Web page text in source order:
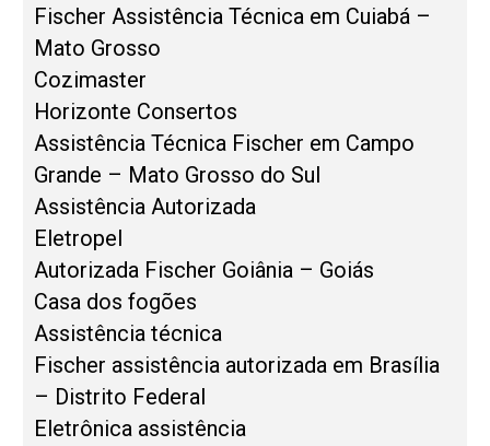
Fischer Assistência Técnica em Cuiabá –
Mato Grosso
Cozimaster
Horizonte Consertos
Assistência Técnica Fischer em Campo
Grande – Mato Grosso do Sul
Assistência Autorizada
Eletropel
Autorizada Fischer Goiânia – Goiás
Casa dos fogões
Assistência técnica
Fischer assistência autorizada em Brasília
– Distrito Federal
Eletrônica assistência